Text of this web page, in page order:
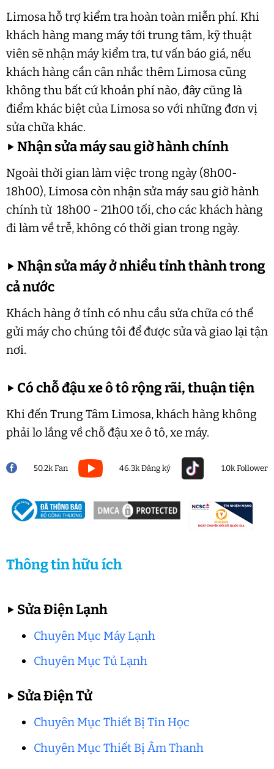
Limosa hỗ trợ kiểm tra hoàn toàn miễn phí. Khi
khách hàng mang máy tới trung tâm, kỹ thuật
viên sẽ nhận máy kiểm tra, tư vấn báo giá, nếu
khách hàng cần cân nhắc thêm Limosa cũng
không thu bất cứ khoản phí nào, đây cũng là
điểm khác biệt của Limosa so với những đơn vị
sửa chữa khác.
▶Nhận sửa máy sau giờ hành chính
Ngoài thời gian làm việc trong ngày (8h00-
18h00), Limosa còn nhận sửa máy sau giờ hành
chính từ 18h00 - 21h00 tối, cho các khách hàng
đi làm về trễ, không có thời gian trong ngày.
▶Nhận sửa máy ở nhiều tỉnh thành trong
cả nước
Khách hàng ở tỉnh có nhu cầu sửa chữa có thể
gửi máy cho chúng tôi để được sửa và giao lại tận
nơi.
▶ Có chỗ đậu xe ô tô rộng rãi, thuận tiện
Khi đến Trung Tâm Limosa, khách hàng không
phải lo lắng về chỗ đậu xe ô tô, xe máy.
50.2k Fan 46.3k Đăng ký 1.0k Follower
Thông tin hữu ích
▶ Sửa Điện Lạnh
Chuyên Mục Máy Lạnh
Chuyên Mục Tủ Lạnh
▶ Sửa Điện Tử
Chuyên Mục Thiết Bị Tin Học
Chuyên Mục Thiết Bị Âm Thanh